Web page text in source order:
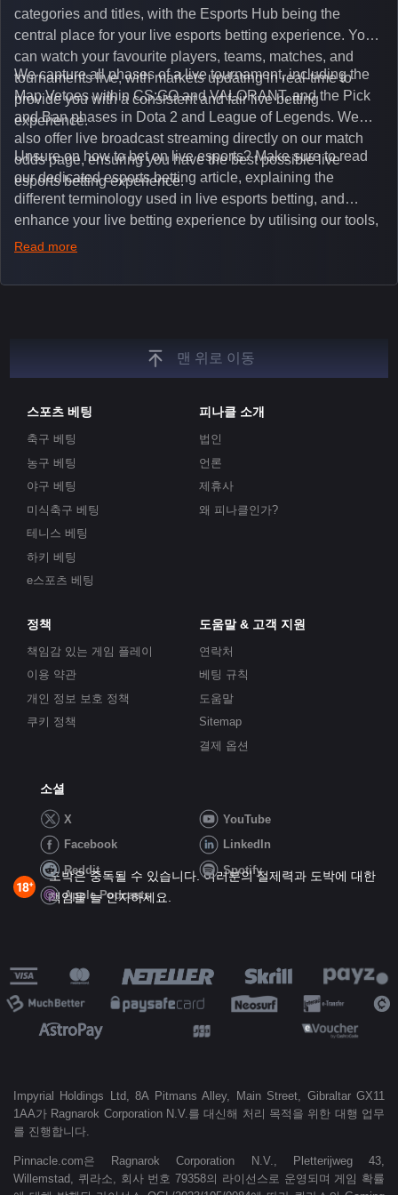
categories and titles, with the Esports Hub being the
central place for your live esports betting experience. You
can watch your favourite players, teams, matches, and
tournaments live, with markets updating in real-time to
provide you with a consistent and fair live betting
experience.
We capture all phases of a live tournament, including the
Map Vetoes within CS:GO and VALORANT, and the Pick
and Ban phases in Dota 2 and League of Legends. We
also offer live broadcast streaming directly on our match
odds page, ensuring you have the best possible live
esports betting experience.
Unsure on how to bet on live esports? Make sure to read
our dedicated esports betting article, explaining the
different terminology used in live esports betting, and
enhance your live betting experience by utilising our tools,
such as integrated live broadcasts, match and round
unique insights on the latest esports events.
Read more
맨 위로 이동
스포츠 베팅
축구 베팅
농구 베팅
야구 베팅
미식축구 베팅
테니스 베팅
하키 베팅
e스포츠 베팅
피나클 소개
법인
언론
제휴사
왜 피나클인가?
정책
책임감 있는 게임 플레이
이용 약관
개인 정보 보호 정책
쿠키 정책
도움말 & 고객 지원
연락처
베팅 규칙
도움말
Sitemap
결제 옵션
소셜
X
YouTube
Facebook
LinkedIn
Reddit
Spotify
Apple Podcasts
도박은 중독될 수 있습니다. 여러분의 절제력과 도박에 대한
책임을 늘 인지하세요.
Impyrial Holdings Ltd, 8A Pitmans Alley, Main Street, Gibraltar GX11
1AA가 Ragnarok Corporation N.V.를 대신해 처리 목적을 위한 대행 업무
를 진행합니다.
Pinnacle.com은 Ragnarok Corporation N.V., Pletterijweg 43,
Willemstad, 퀴라소, 회사 번호 79358의 라이선스로 운영되며 게임 확률